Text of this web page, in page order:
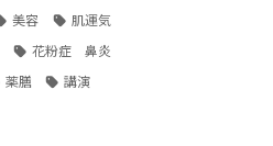
美容
肌運気
花粉症 鼻炎
薬膳
講演